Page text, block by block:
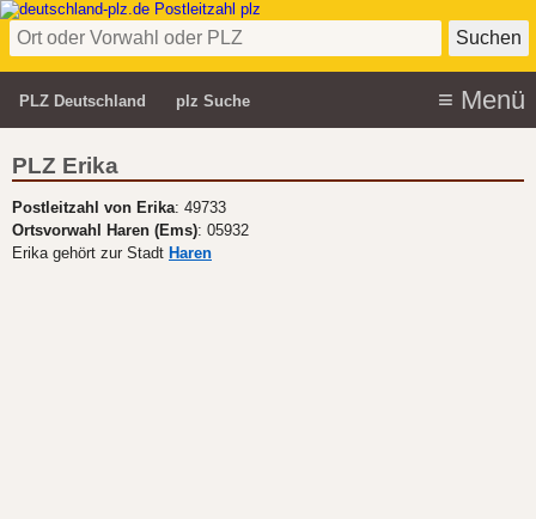
PLZ Deutschland plz Suche
PLZ Erika
Postleitzahl von Erika: 49733
Ortsvorwahl Haren (Ems): 05932
Erika gehört zur Stadt Haren